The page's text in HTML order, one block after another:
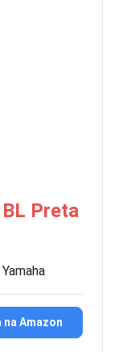
Preta
Amazon